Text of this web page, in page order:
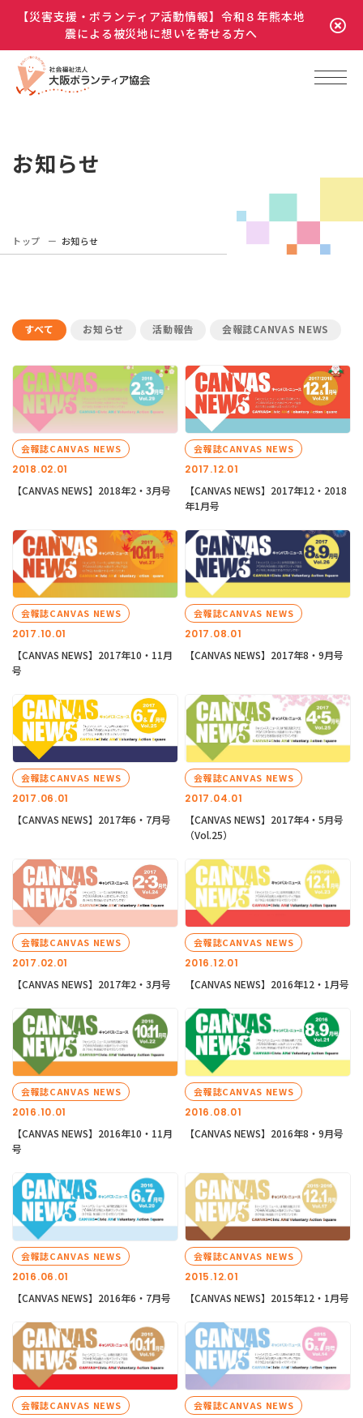
【災害支援・ボランティア活動情報】令和８年熊本地
震による被災地に想いを寄せる方へ
お知らせ
トップ お知らせ
すべて お知らせ 活動報告 会報誌CANVAS NEWS
2018.02.01
会報誌CANVAS NEWS
【CANVAS NEWS】2018年2・3月号
2017.12.01
会報誌CANVAS NEWS
【CANVAS NEWS】2017年12・2018
年1月号
2017.10.01
会報誌CANVAS NEWS
【CANVAS NEWS】2017年10・11月
号
2017.08.01
会報誌CANVAS NEWS
【CANVAS NEWS】2017年8・9月号
2017.06.01
会報誌CANVAS NEWS
【CANVAS NEWS】2017年6・7月号
2017.04.01
会報誌CANVAS NEWS
【CANVAS NEWS】2017年4・5月号
（Vol.25）
2017.02.01
会報誌CANVAS NEWS
【CANVAS NEWS】2017年2・3月号
2016.12.01
会報誌CANVAS NEWS
【CANVAS NEWS】2016年12・1月号
2016.10.01
会報誌CANVAS NEWS
【CANVAS NEWS】2016年10・11月
号
2016.08.01
会報誌CANVAS NEWS
【CANVAS NEWS】2016年8・9月号
2016.06.01
会報誌CANVAS NEWS
【CANVAS NEWS】2016年6・7月号
2015.12.01
会報誌CANVAS NEWS
【CANVAS NEWS】2015年12・1月号
会報誌CANVAS NEWS 会報誌CANVAS NEWS